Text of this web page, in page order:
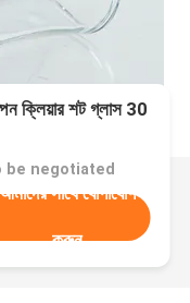
ক্লিয়ার শট গ্লাস 30
be negotiated
সাথে যোগাযোগ
করুন